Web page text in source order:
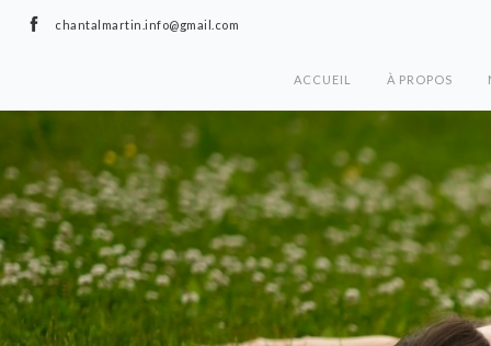
chantalmartin.info@gmail.com
ACCUEIL À PROPOS